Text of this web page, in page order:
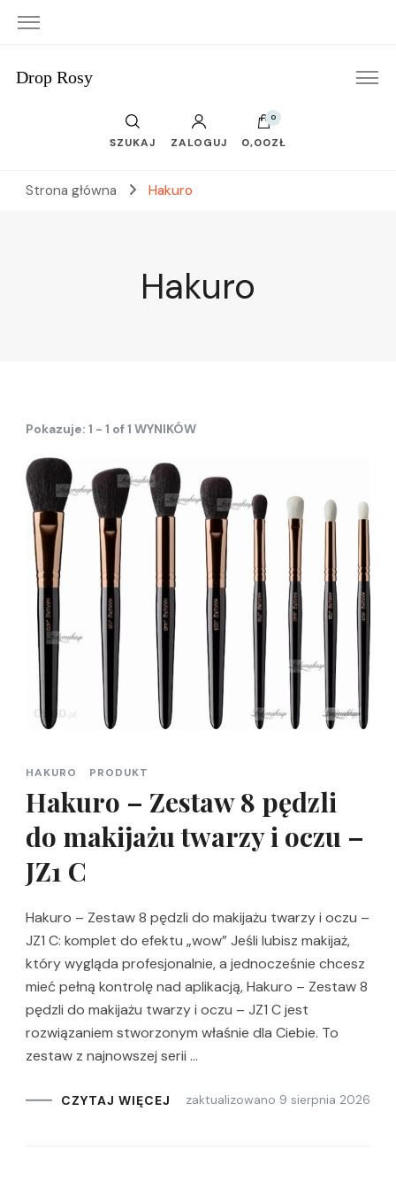
Drop Rosy
SZUKAJ ZALOGUJ
0
0,00ZŁ
Strona główna Hakuro
Hakuro
Pokazuje: 1 - 1 of 1 WYNIKÓW
HAKURO PRODUKT
Hakuro – Zestaw 8 pędzli
do makijażu twarzy i oczu –
JZ1 C
Hakuro – Zestaw 8 pędzli do makijażu twarzy i oczu –
JZ1 C: komplet do efektu „wow” Jeśli lubisz makijaż,
który wygląda profesjonalnie, a jednocześnie chcesz
mieć pełną kontrolę nad aplikacją, Hakuro – Zestaw 8
pędzli do makijażu twarzy i oczu – JZ1 C jest
rozwiązaniem stworzonym właśnie dla Ciebie. To
zestaw z najnowszej serii …
CZYTAJ WIĘCEJ zaktualizowano 9 sierpnia 2026